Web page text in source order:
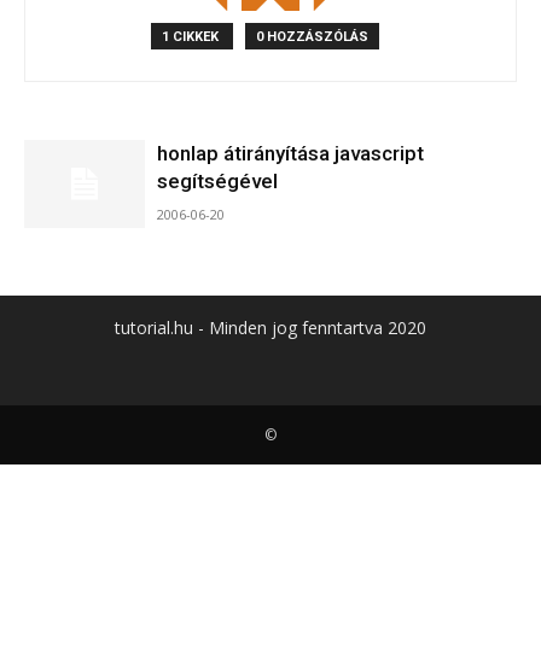
1 CIKKEK 0 HOZZÁSZÓLÁS
honlap átirányítása javascript
segítségével
2006-06-20
tutorial.hu - Minden jog fenntartva 2020
©